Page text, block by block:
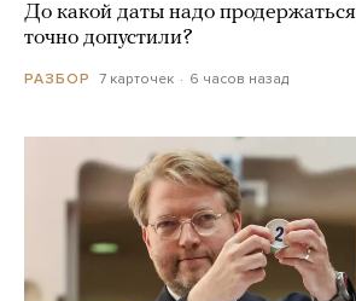
До какой даты надо
точно допустили?
РАЗБОР 7 карточек 6 часов назад